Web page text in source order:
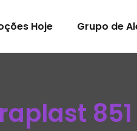
Hoje Grupo de
851